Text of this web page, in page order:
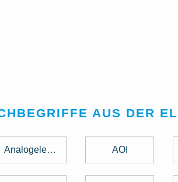
AUS DER
Analogelektronik AOI